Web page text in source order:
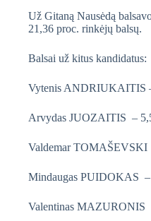
Už Gitaną Nausėdą
21,36 proc. rinkėjų balsų.
Balsai už kitus kandidatus:
Vytenis ANDRIUKAITIS
Arvydas JUOZAITIS –
Valdemar TOMAŠEVSKI
Mindaugas PUIDOKAS –
Valentinas MAZURONIS